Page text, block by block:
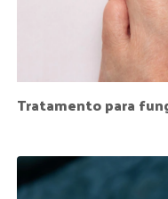
Tratamento para